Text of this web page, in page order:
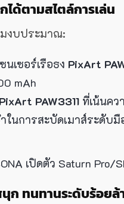
ได้ตามสไตล์การเล่น
งบประมาณ:
นเซอร์เรือธง PixArt
mAh
PixArt PAW3311 ที่เน้นค
ในการสะบัดเมาส์ระดับ
ก ทนทานระดับร้อยล้